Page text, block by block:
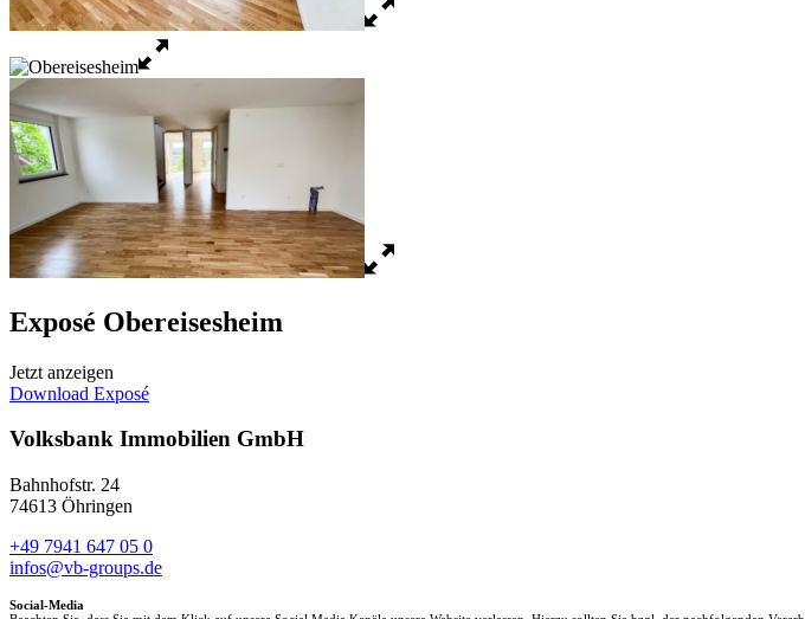
Exposé Obereisesheim
Jetzt anzeigen
Download Exposé
Volksbank Immobilien GmbH
Bahnhofstr. 24
74613 Öhringen
+49 7941 647 05 0
infos@vb-groups.de
Social-Media